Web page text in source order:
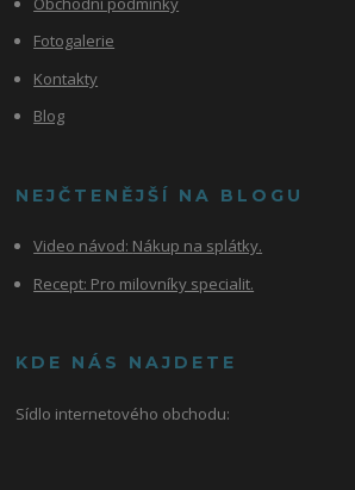
Fotogalerie
Kontakty
Blog
NEJČTENĚJŠÍ NA BLOGU
Video návod: Nákup na splátky.
Recept: Pro milovníky specialit.
KDE NÁS NAJDETE
Sídlo internetového obchodu: